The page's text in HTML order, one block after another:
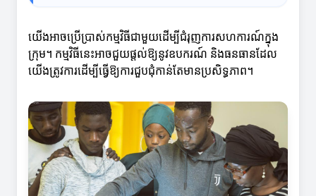
យើងអាចប្រើប្រាស់កម្មវិធីជាមួយដើម្បីជំរុញការសហការណ៍ក្នុង
ក្រុម។ កម្មវិធីនេះអាចជួយផ្តល់ឱ្យនូវឧបករណ៍ និងធនធានដែល
យើងត្រូវការដើម្បីធ្វើឱ្យការជួបជុំកាន់តែមានប្រសិទ្ធភាព។